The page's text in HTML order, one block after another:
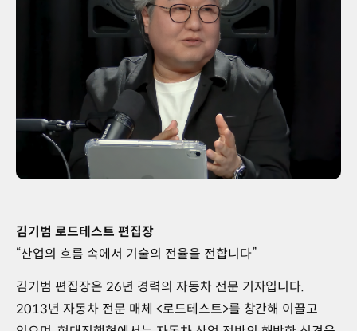
김기범 로드테스트 편집장
“산업의 흐름 속에서 기술의 전율을 전합니다”
김기범 편집장은 26년 경력의 자동차 전문 기자입니다.
2013년 자동차 전문 매체 <로드테스트>를 창간해 이끌고